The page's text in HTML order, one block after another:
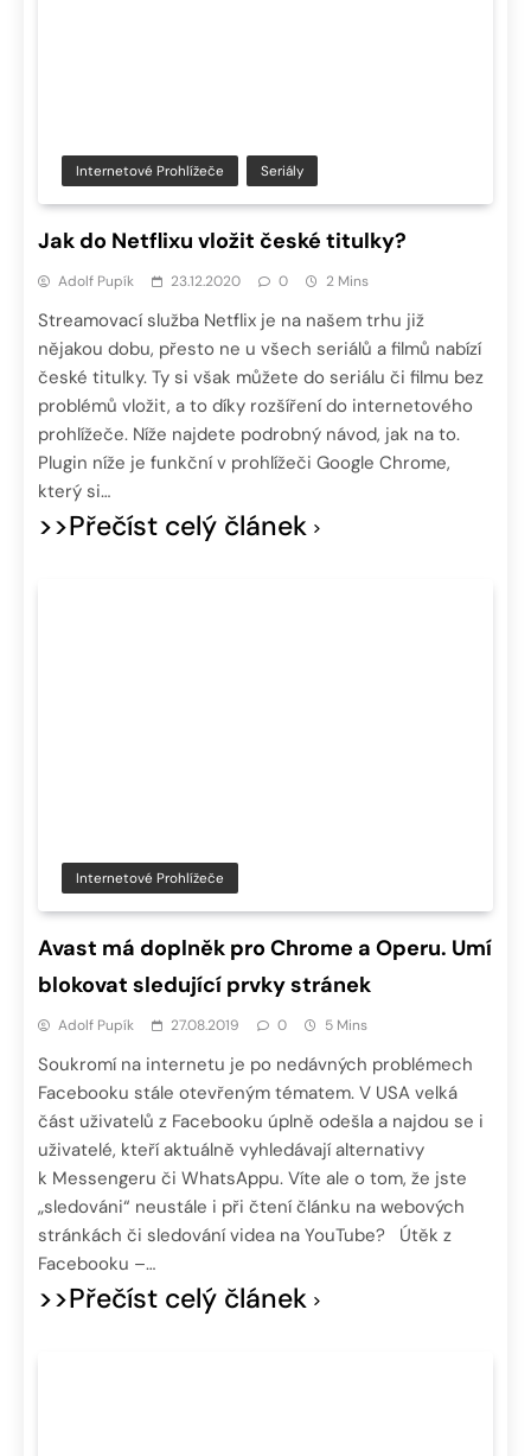
Internetové Prohlížeče Seriály
Jak do Netflixu vložit české titulky?
Adolf Pupík 23.12.2020 0 2 Mins
Streamovací služba Netflix je na našem trhu již
nějakou dobu, přesto ne u všech seriálů a filmů nabízí
české titulky. Ty si však můžete do seriálu či filmu bez
problémů vložit, a to díky rozšíření do internetového
prohlížeče. Níže najdete podrobný návod, jak na to.
Plugin níže je funkční v prohlížeči Google Chrome,
který si…
>>Přečíst celý článek
Internetové Prohlížeče
Avast má doplněk pro Chrome a Operu. Umí
blokovat sledující prvky stránek
Adolf Pupík 27.08.2019 0 5 Mins
Soukromí na internetu je po nedávných problémech
Facebooku stále otevřeným tématem. V USA velká
část uživatelů z Facebooku úplně odešla a najdou se i
uživatelé, kteří aktuálně vyhledávají alternativy
k Messengeru či WhatsAppu. Víte ale o tom, že jste
„sledováni“ neustále i při čtení článku na webových
stránkách či sledování videa na YouTube? Útěk z
Facebooku –…
>>Přečíst celý článek